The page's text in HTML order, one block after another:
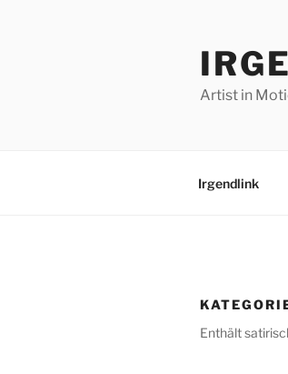
Artist in
Irgendlink
Enthält